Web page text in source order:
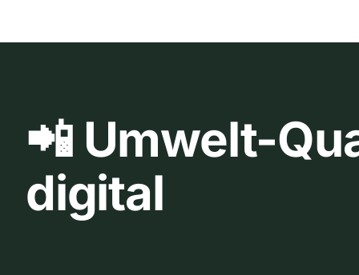
📲 Umwelt-
digital